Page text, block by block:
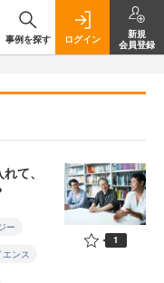
事例を探す ログイン
新規
会員登録
て、
ー
エンス
1